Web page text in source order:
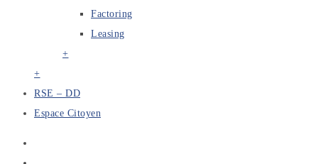
Factoring
Leasing
+
+
RSE – DD
Espace Citoyen